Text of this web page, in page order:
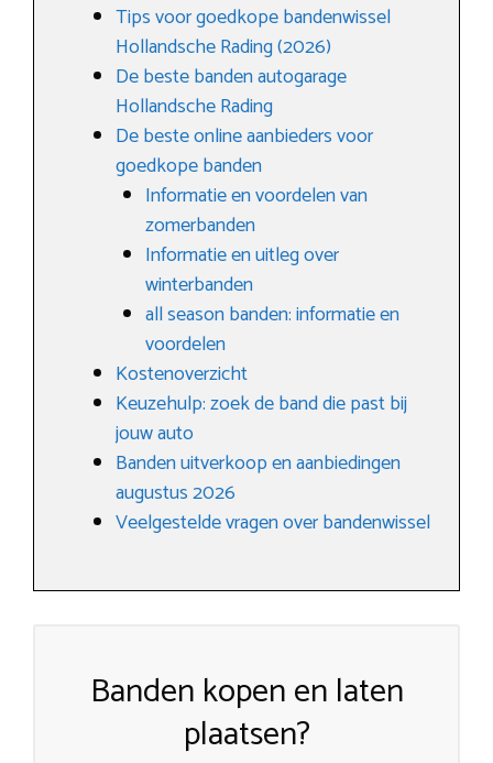
Tips voor goedkope bandenwissel
Hollandsche Rading (2026)
De beste banden autogarage
Hollandsche Rading
De beste online aanbieders voor
goedkope banden
Informatie en voordelen van
zomerbanden
Informatie en uitleg over
winterbanden
all season banden: informatie en
voordelen
Kostenoverzicht
Keuzehulp: zoek de band die past bij
jouw auto
Banden uitverkoop en aanbiedingen
augustus 2026
Veelgestelde vragen over bandenwissel
Banden kopen en laten
plaatsen?